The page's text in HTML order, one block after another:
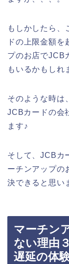
もしかしたら、
ドの上限金額を
プのお店でJCB
もいるかもしれ
そのような時は
JCBカードの会
ます♪
そして、JCBカ
ーチンアップの
決できると思い
マーチン
ない理由
遅延の体